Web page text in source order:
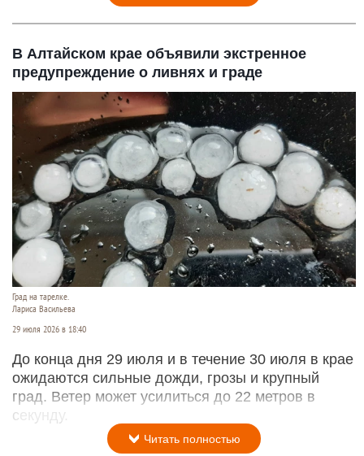
В Алтайском крае объявили экстренное
предупреждение о ливнях и граде
Град на тарелке.
Лариса Васильева
29 июля 2026 в 18:40
До конца дня 29 июля и в течение 30 июля в крае
ожидаются сильные дожди, грозы и крупный
град. Ветер может усилиться до 22 метров в
секунду.
Читать полностью